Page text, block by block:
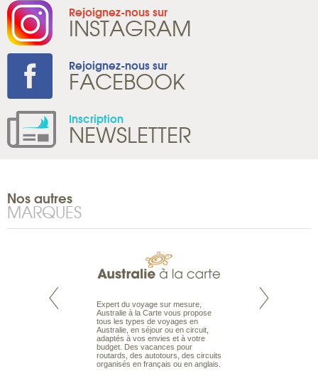
Rejoignez-nous sur
INSTAGRAM
Rejoignez-nous sur
FACEBOOK
Inscription
NEWSLETTER
Nos autres
MARQUES
est le spécialiste
Expert du voyage sur mesure,
Australie à la Carte vous propose
tous les types de voyages en
Australie, en séjour ou en circuit,
adaptés à vos envies et à votre
budget. Des vacances pour
routards, des autotours, des circuits
organisés en français ou en anglais.
Parce qu’ils sont